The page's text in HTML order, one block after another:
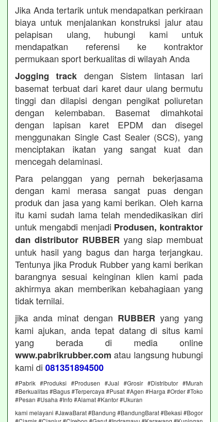
Jika Anda tertarik untuk mendapatkan perkiraan
biaya untuk menjalankan konstruksi jalur atau
pelapisan ulang, hubungi kami untuk
mendapatkan referensi ke kontraktor
permukaan sport berkualitas di wilayah Anda
Jogging track dengan Sistem lintasan lari
basemat terbuat dari karet daur ulang bermutu
tinggi dan dilapisi dengan pengikat poliuretan
dengan kelembaban. Basemat dimahkotai
dengan lapisan karet EPDM dan disegel
menggunakan Single Cast Sealer (SCS), yang
menciptakan ikatan yang sangat kuat dan
mencegah delaminasi.
Para pelanggan yang pernah bekerjasama
dengan kami merasa sangat puas dengan
produk dan jasa yang kami berikan. Oleh karna
itu kami sudah lama telah mendedikasikan diri
untuk mengabdi menjadi Produsen, kontraktor
dan distributor RUBBER yang siap membuat
untuk hasil yang bagus dan harga terjangkau.
Tentunya jika Produk Rubber yang kami berikan
barangnya sesuai keinginan klien kami pada
akhirmya akan memberikan kebahagiaan yang
tidak ternilai.
jika anda minat dengan RUBBER yang yang
kami ajukan, anda tepat datang di situs kami
yang berada di media online
www.pabrikrubber.com atau langsung hubungi
kami di 081351894500
#Pabrik #Produksi #Produsen #Jual #Grosir #Distributor #Murah
#Berkualitas #Bagus #Terpercaya #Pusat #Agen #Harga #Order #Toko
#Pesan #Usaha #Info #Alamat #Kantor #Ukuran
kami melayani #JawaBarat #Bandung #BandungBarat #Bekasi #Bogor